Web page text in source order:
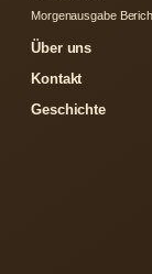
Morgenausgabe
Über uns
Kontakt
Geschichte